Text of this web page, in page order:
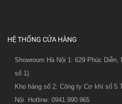
HỆ THỐNG CỬA HÀNG
Showroom Hà Nội 1: 629 Phúc
số 1)
Kho hàng số 2: Công ty Cơ khí số 5
Nội. Hotline: 0941.990.965